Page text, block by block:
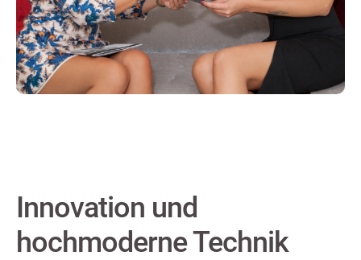
Innovation und
hochmoderne Technik